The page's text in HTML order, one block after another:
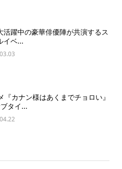
活躍中の豪華俳優陣が共演するス
イベ...
『カナン様はあくまでチョロい』
タイ...